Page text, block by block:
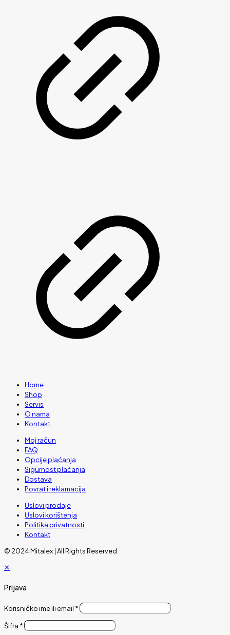
Home
Shop
Servis
O nama
Kontakt
Moj račun
FAQ
Opcije plaćanja
Sigurnost plaćanja
Dostava
Povrat i reklamacija
Uslovi prodaje
Uslovi korištenja
Politika privatnosti
Kontakt
© 2024 Mitalex | All Rights Reserved
✕
Prijava
Korisničko ime ili email *
Šifra *